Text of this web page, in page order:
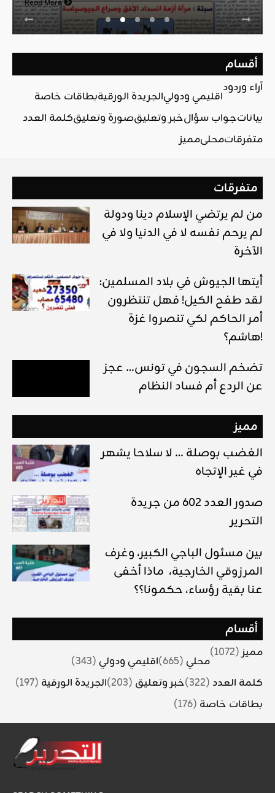
Read More
أقسام
آراء وردود
اقليمي ودوليالجريدة الورقيةبطاقات خاصة
بياناتجواب سؤالخبر وتعليقصورة وتعليقكلمة العدد
متفرقاتمحليمميز
متفرقات
من لم يرتضي الإسلام دينا ودولة
لم يرحم نفسه لا في الدنيا ولا في
الآخرة
أيتها الجيوش في بلاد المسلمين:
لقد طفح الكيل! فهل تنتظرون
أمر الحاكم لكي تنصروا غزة
هاشم؟!
تضخم السجون في تونس… عجز
عن الردع أم فساد النظام
مميز
الغضب بوصلة … لا سلاحا يشهر
في غير الإتجاه
صدور العدد 602 من جريدة
التحرير
بين مسئول الباجي الكبير، وغرف
المرزوقي الخارجية، ماذا أخفى
عنا بقية رؤساء، حكمونا؟؟
أقسام
مميز(1072)
محلي (665) اقليمي ودولي (343)
كلمة العدد (322) خبر وتعليق (203) الجريدة الورقية (197)
بطاقات خاصة (176)